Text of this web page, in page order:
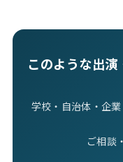
このような出
学校・自治体・企
ご相談